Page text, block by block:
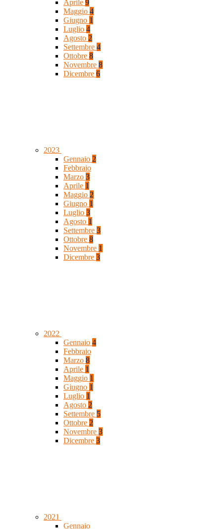
Aprile 9
Maggio 4
Giugno 1
Luglio 4
Agosto 2
Settembre 4
Ottobre 8
Novembre 8
Dicembre 6
2023
Gennaio 2
Febbraio
Marzo 3
Aprile 1
Maggio 2
Giugno 1
Luglio 3
Agosto 1
Settembre 3
Ottobre 8
Novembre 1
Dicembre 3
2022
Gennaio 4
Febbraio
Marzo 8
Aprile 1
Maggio 1
Giugno 1
Luglio 1
Agosto 2
Settembre 5
Ottobre 2
Novembre 3
Dicembre 3
2021
Gennaio